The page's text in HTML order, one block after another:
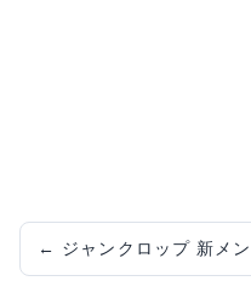
← ジャンクロップ 新メ